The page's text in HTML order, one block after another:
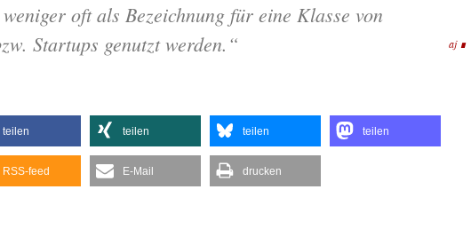
oft als Bezeichnung für eine Klasse von
Startups genutzt werden.“
aj
teilen teilen teilen teilen
RSS-feed E-Mail drucken